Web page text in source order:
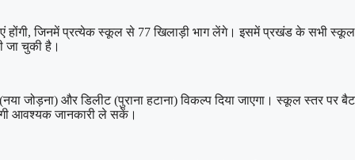
होंगी, जिनमें प्रत्येक स्कूल से 77 खिलाड़ी भाग लेंगे। इसमें प्रखंड के सभी
जा चुकी है।
जोड़ना) और डिलीट (पुराना हटाना) विकल्प दिया जाएगा। स्कूल स्तर पर
आवश्यक जानकारी ले सकें।